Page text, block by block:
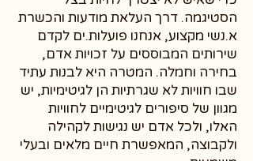
הסטיגמה. דרך העלאת מודעות והכשרת
א.נשי מקצוע, אנחנו פועלות.ים לקדם
שירותים המבוססים על זכויות אדם,
בחירה וחמלה. המטרה היא לבנות עתיד
שבו חוויות לא שגרתיות הן לגיטימיות, יש
מגוון של סיפורים לגיטימיים לחוויות
האלו, ולכל אדם יש נגישות לקהילה
ולקבוצה, המאפשרת חיים מלאים ובעלי